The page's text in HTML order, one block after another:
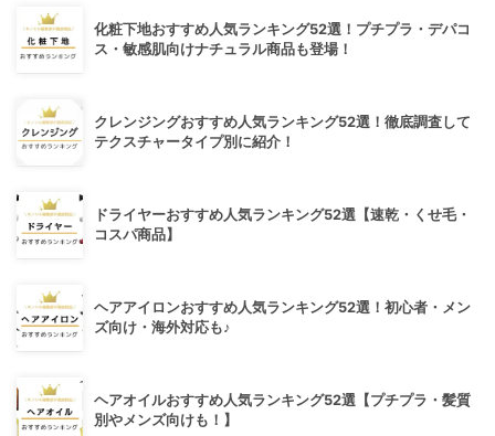
化粧下地おすすめ人気ランキング52選！プチプラ・デパコ
ス・敏感肌向けナチュラル商品も登場！
クレンジングおすすめ人気ランキング52選！徹底調査して
テクスチャータイプ別に紹介！
ドライヤーおすすめ人気ランキング52選【速乾・くせ毛・
コスパ商品】
ヘアアイロンおすすめ人気ランキング52選！初心者・メン
ズ向け・海外対応も♪
ヘアオイルおすすめ人気ランキング52選【プチプラ・髪質
別やメンズ向けも！】